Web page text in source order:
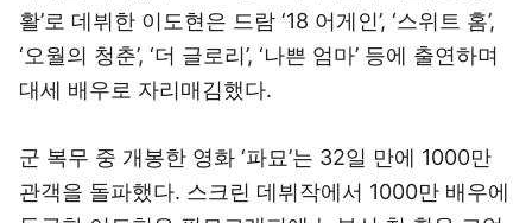
활’로 데뷔한 이도현은 드람 ‘18 어게인’, ‘스위트 홈’,
‘오월의 청춘’, ‘더 글로리’, ‘나쁜 엄마’ 등에 출연하며
대세 배우로 자리매김했다.
군 복무 중 개봉한 영화 ‘파묘’는 32일 만에 1000만
관객을 돌파했다. 스크린 데뷔작에서 1000만 배우에